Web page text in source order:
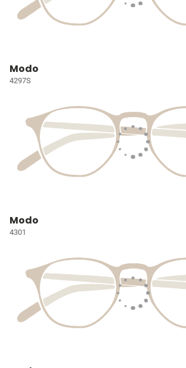
Modo
4297S
Modo
4301